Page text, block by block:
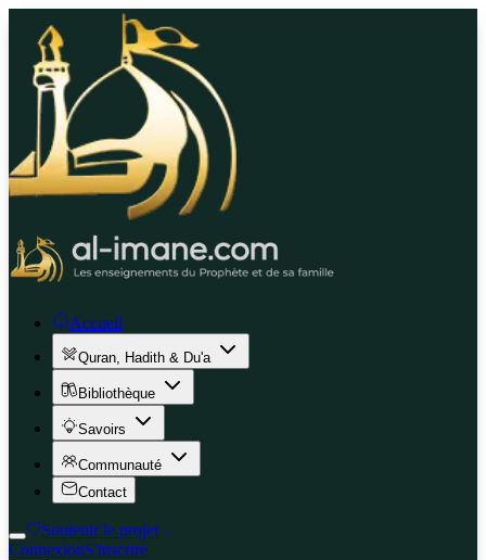
Accueil
Quran, Hadith & Du'a
Bibliothèque
Savoirs
Communauté
Contact
Soutenir le projet
ConnexionS'inscrire